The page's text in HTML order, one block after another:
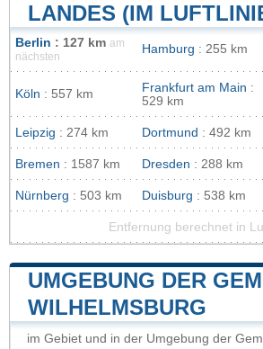
LANDES (IM
Berlin : 127 km am
nächsten
Hamburg : 255 km
Köln : 557 km Frankfurt am Main :
529 km
Leipzig : 274 km Dortmund : 492 km
Bremen : 1587 km Dresden : 288 km
Nürnberg : 503 km Duisburg : 538 km
Entfernung berechnet in
UMGEBUNG DER
WILHELMSBURG
im Gebiet und in der Umgebung der